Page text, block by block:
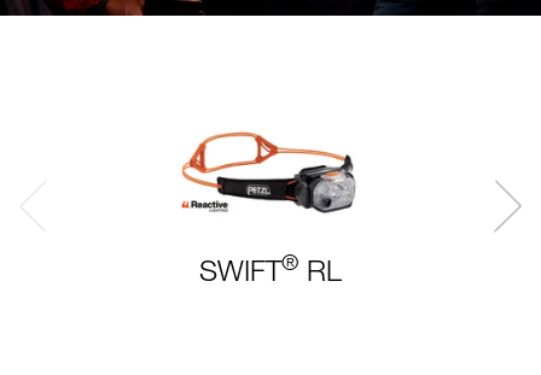
SWIFT ® RL